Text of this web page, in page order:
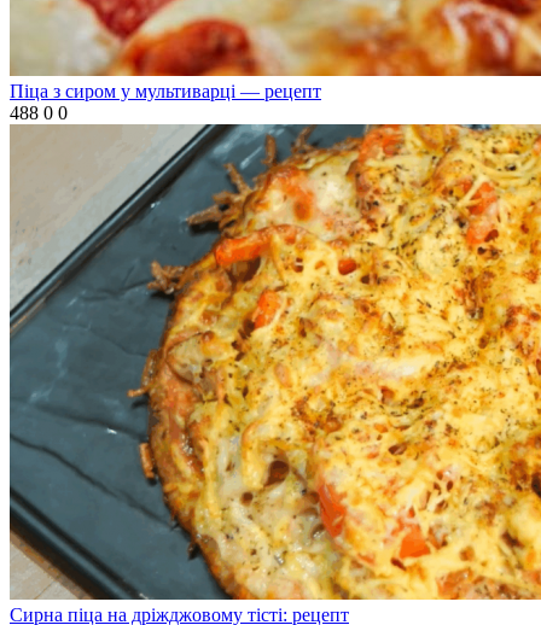
Піца з сиром у мультиварці — рецепт
488 0 0
Сирна піца на дріжджовому тісті: рецепт